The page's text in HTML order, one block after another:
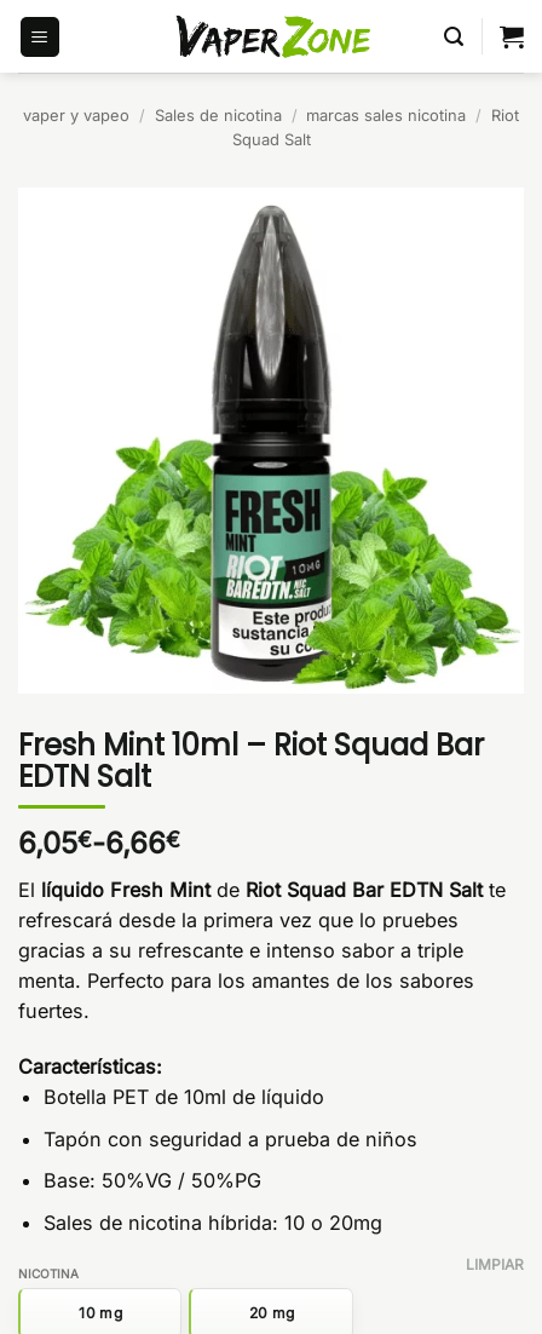
Saltar
contenido
vaper y vapeo / Sales de nicotina / marcas sales nicotina /
Riot
Squad Salt
Fresh Mint 10ml – Riot Squad Bar
EDTN Salt
6,05€-6,66€
Rango
de
precios:
desde
6,05€
hasta
6,66€
El líquido Fresh Mintde Riot Squad Bar EDTN Salt te
refrescará desde la primera vez que lo pruebes
gracias a su refrescante e intenso sabor a triple
menta. Perfecto para los amantes de los sabores
fuertes.
Características:
Botella PET de 10ml de líquido
Tapón con seguridad a prueba de niños
Base: 50%VG / 50%PG
Sales de nicotina híbrida: 10 o 20mg
NICOTINA
10 mg 20 mg
LIMPIAR